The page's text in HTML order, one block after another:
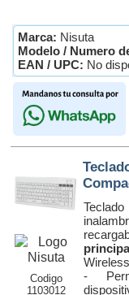
Marca: Nisuta
Modelo / Numero
EAN / UPC: No
Codigo
1103012
-